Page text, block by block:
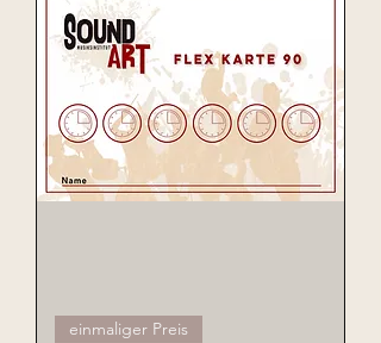
einmaliger Preis